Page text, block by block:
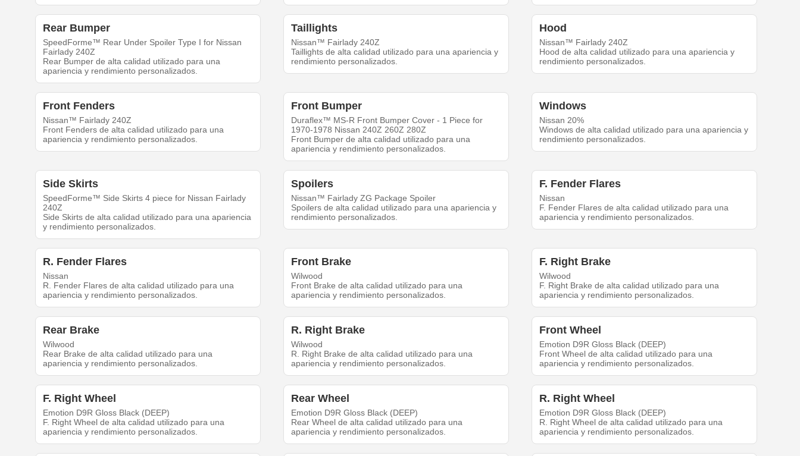
Rear Bumper
SpeedForme™ Rear Under Spoiler Type I for Nissan
Fairlady 240Z
Rear Bumper de alta calidad utilizado para una
apariencia y rendimiento personalizados.
Taillights
Nissan™ Fairlady 240Z
Taillights de alta calidad utilizado para una apariencia y
rendimiento personalizados.
Hood
Nissan™ Fairlady 240Z
Hood de alta calidad utilizado para una apariencia y
rendimiento personalizados.
Front Fenders
Nissan™ Fairlady 240Z
Front Fenders de alta calidad utilizado para una
apariencia y rendimiento personalizados.
Front Bumper
Duraflex™ MS-R Front Bumper Cover - 1 Piece for
1970-1978 Nissan 240Z 260Z 280Z
Front Bumper de alta calidad utilizado para una
apariencia y rendimiento personalizados.
Windows
Nissan 20%
Windows de alta calidad utilizado para una apariencia y
rendimiento personalizados.
Side Skirts
SpeedForme™ Side Skirts 4 piece for Nissan Fairlady
240Z
Side Skirts de alta calidad utilizado para una apariencia
y rendimiento personalizados.
Spoilers
Nissan™ Fairlady ZG Package Spoiler
Spoilers de alta calidad utilizado para una apariencia y
rendimiento personalizados.
F. Fender Flares
Nissan
F. Fender Flares de alta calidad utilizado para una
apariencia y rendimiento personalizados.
R. Fender Flares
Nissan
R. Fender Flares de alta calidad utilizado para una
apariencia y rendimiento personalizados.
Front Brake
Wilwood
Front Brake de alta calidad utilizado para una
apariencia y rendimiento personalizados.
F. Right Brake
Wilwood
F. Right Brake de alta calidad utilizado para una
apariencia y rendimiento personalizados.
Rear Brake
Wilwood
Rear Brake de alta calidad utilizado para una
apariencia y rendimiento personalizados.
R. Right Brake
Wilwood
R. Right Brake de alta calidad utilizado para una
apariencia y rendimiento personalizados.
Front Wheel
Emotion D9R Gloss Black (DEEP)
Front Wheel de alta calidad utilizado para una
apariencia y rendimiento personalizados.
F. Right Wheel
Emotion D9R Gloss Black (DEEP)
F. Right Wheel de alta calidad utilizado para una
apariencia y rendimiento personalizados.
Rear Wheel
Emotion D9R Gloss Black (DEEP)
Rear Wheel de alta calidad utilizado para una
apariencia y rendimiento personalizados.
R. Right Wheel
Emotion D9R Gloss Black (DEEP)
R. Right Wheel de alta calidad utilizado para una
apariencia y rendimiento personalizados.